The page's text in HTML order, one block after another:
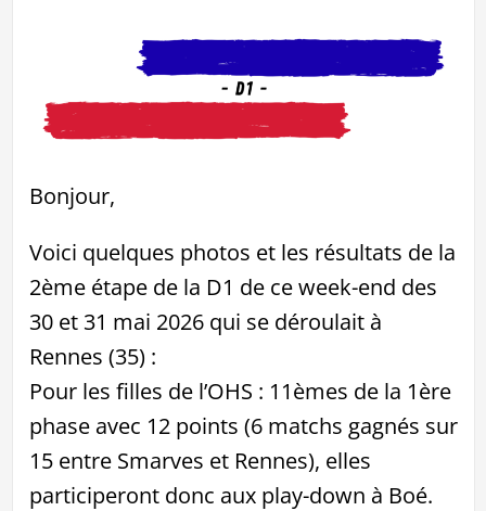
Bonjour,
Voici quelques photos et les résultats de la
2ème étape de la D1 de ce week-end des
30 et 31 mai 2026 qui se déroulait à
Rennes (35) :
Pour les filles de l’OHS : 11èmes de la 1ère
phase avec 12 points (6 matchs gagnés sur
15 entre Smarves et Rennes), elles
participeront donc aux play-down à Boé.